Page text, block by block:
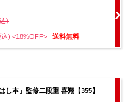
)
) <18%OFF> 送料無料
し本」監修二段重 喜翔【355】